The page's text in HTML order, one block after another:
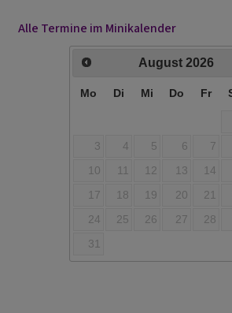
Alle Termine im Minikalender
August 2026
Mo Di Mi Do Fr
3
4 5 6 7
10
11 12 13 14
17
18 19 20 21
24
25 26 27 28
31